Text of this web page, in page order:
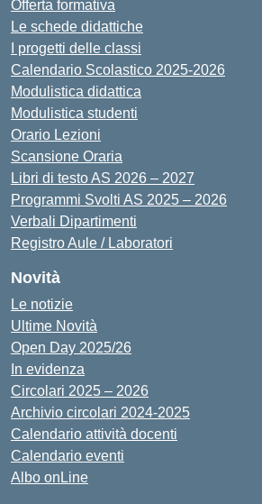
Offerta formativa
Le schede didattiche
I progetti delle classi
Calendario Scolastico 2025-2026
Modulistica didattica
Modulistica studenti
Orario Lezioni
Scansione Oraria
Libri di testo AS 2026 – 2027
Programmi Svolti AS 2025 – 2026
Verbali Dipartimenti
Registro Aule / Laboratori
Novità
Le notizie
Ultime Novità
Open Day 2025/26
In evidenza
Circolari 2025 – 2026
Archivio circolari 2024-2025
Calendario attività docenti
Calendario eventi
Albo onLine